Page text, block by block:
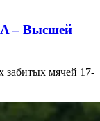
– Высшей
забитых мячей 17-